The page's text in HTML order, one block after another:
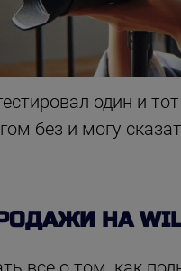
один и
без и могу
НА